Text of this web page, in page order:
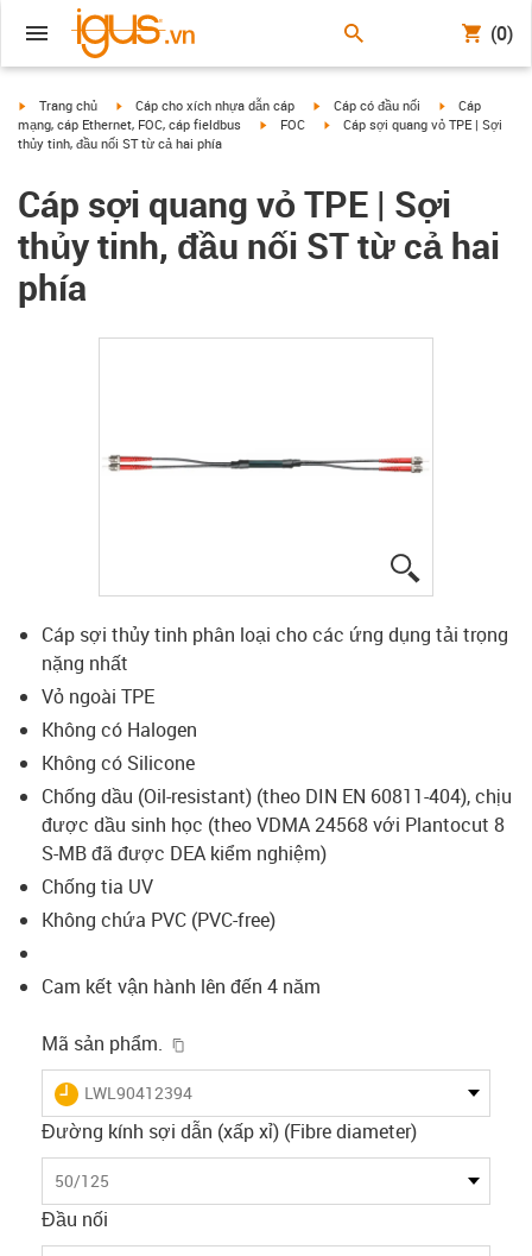
(0)
igus-icon-arrow-right
Trang chủ igus-icon-arrow-right
Cáp cho xích nhựa dẫn cáp igus-icon-arrow-right
Cáp có đầu nối igus-icon-
Cáp
mạng, cáp Ethernet, FOC, cáp fieldbus
igus-icon-arrow-right
FOC igus-icon-arrow-right
Cáp sợi quang vỏ TPE | Sợi
thủy tinh, đầu nối ST từ cả hai phía
Cáp sợi quang vỏ TPE | Sợi
thủy tinh, đầu nối ST từ cả hai
phía
Cáp sợi thủy tinh phân loại cho các ứng dụng tải trọng
nặng nhất
Vỏ ngoài TPE
Không có Halogen
Không có Silicone
Chống dầu (Oil-resistant) (theo DIN EN 60811-404), chịu
được dầu sinh học (theo VDMA 24568 với Plantocut 8
S-MB đã được DEA kiểm nghiệm)
Chống tia UV
Không chứa PVC (PVC-free)
Cam kết vận hành lên đến 4 năm
Mã sản phẩm.
igus-icon-lieferzeit
LWL90412394
Đường kính sợi dẫn (xấp xỉ) (Fibre diameter)
50/125
Đầu nối